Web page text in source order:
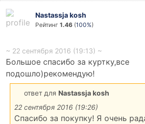
Nastassja kosh
Рейтинг 1.46 (100%)
~ 22 сентября 2016 (19:13) ~
Большое спасибо за куртку,все
подошло)рекомендую!
ответ для Nastassja kosh
22 сентября 2016 (19:26)
Спасибо за покупку! Я очень